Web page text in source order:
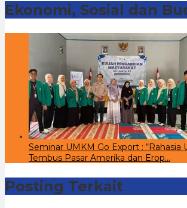
Ekonomi, Sosial dan
Seminar UMKM Go Export : “Rahasia
Tembus Pasar Amerika dan Erop…
Posting Terkait